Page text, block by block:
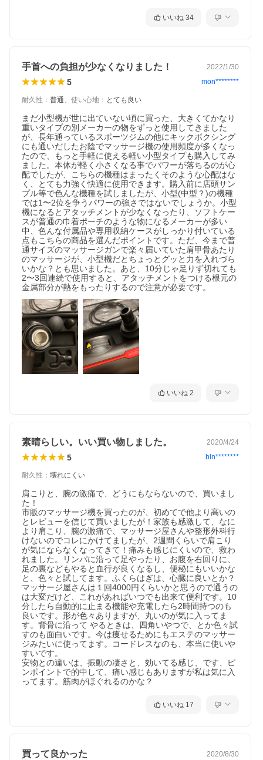
いいね 34
手首への負担が少なくなりました！ 2022/1/30
5 mon********
耐久性 ： 普通、 使い心地 ： とても良い
まだ小型機が世に出ていない頃に買った、大きくてかなり
重いタイプの別メーカーの物をずっと使用してきました
が、長年通っているスポーツジムの他にキックボクシング
にも通いだしたお陰でマッサージ機の使用頻度が多くなっ
たので、もっと手軽に使える軽い小型タイプも購入してみ
ました。本体が軽く小さくなる事でパワーが落ちるのが心
配でしたが、こちらの機種はまったくそのような心配はな
く、とても力強く快適に使用できます。購入前に店頭サン
プル等で色んな機種を試しましたが、小型(中型？)の機種
では1〜2位を争うパワーの強さではないでしょうか。小型
機になるとアタッチメントが少なくなったり、ソフトケー
スが普通の巾着ポーチのような物になるメーカーが多い
中、色んな付属品や専用収納ケースがしっかり付いている
点もこちらの商品を選んだポイントです。ただ、今まで普
通サイズのマッサージガンで楽々届いていた肩甲骨あたり
のマッサージが、小型機だとちょっとグッと力を入れづら
いかな？とも思いました。あと、10分じゃ足りず切れても
2〜3回連続で使用すると、アタッチメントをつける根元の
いいね 2
素晴らしい。いい買い物しました。 2020/4/24
5 bln********
耐久性 ： 壊れにくい
肩こりと、腕の激痛で、どうにもならないので、買いまし
た！
市販のマッサージ機を買ったのが、初めてで他より高いの
とレビューを信じて買いましたが！家族も感激して、なに
より肩こり、腕の激痛で、マッサージ屋さんや整形外科行
けないのでコレにかけてましたが、2週間くらいで肩こり
が気にならなくなってきて！痛みも感じにくいので、救わ
れました。リンパに沿って足やったり、お腹を右回りに、
足の裏などもやると血行が良くなるし、便秘にもいいかな
と、色々と試してます。ふくらはぎは、心臓に良いとか？
マッサージ屋さんは１回4000円くらいかと思うので通うの
は大変だけど、これがあればいつでも出来て便利です。10
分したら自動的に止まる機能や充電したら2時間持つのも
良いです。形が色々ありますが、丸いのが気に入ってま
す。背骨に沿って やるときは、四角いやつで、とか色々試
すのも面白いです。今は痩せるためにもエステのマッサー
ジみたいに使ってます。コードレスなのも、本当に使いや
すいです。
安物との違いは、振動の凄さと、効いてる感じ、です、ピ
ンポイントで的中して、痛い感じもありますが私は気に入
ってます。筋肉がほぐれるのかな？
いいね 17
買って良かった 2020/8/30